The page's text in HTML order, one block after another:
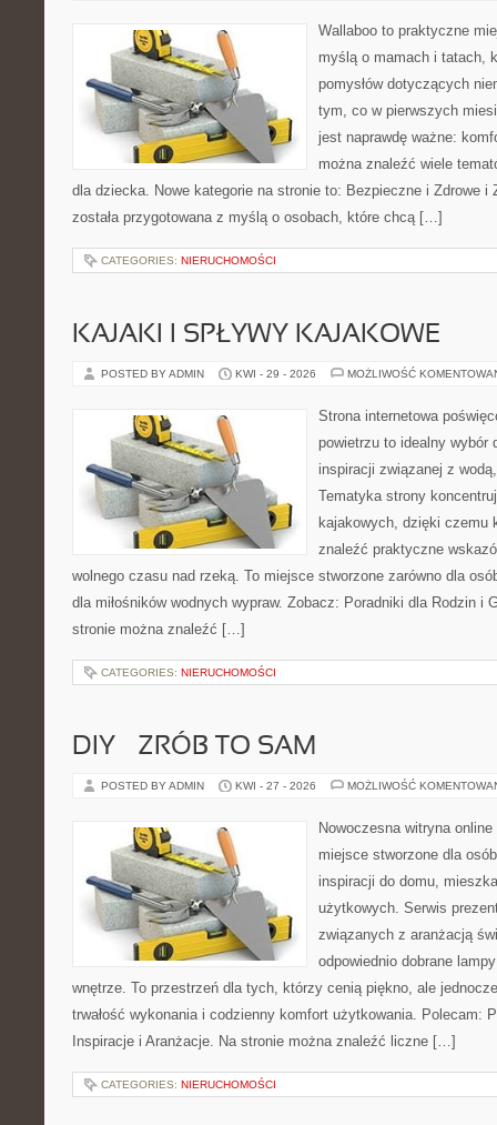
Wallaboo to praktyczne
myślą o mamach i tatach,
pomysłów dotyczących
tym, co w pierwszych
jest naprawdę ważne:
można znaleźć wiele
dla dziecka. Nowe kategorie na stronie to: Bezpieczne i Zdrowe i
została przygotowana z myślą o osobach, które chcą […]
CATEGORIES: NIERUCHOMOŚCI
KAJAKI I SPŁYWY KAJAKOWE
POSTED BY ADMIN KWI - 29 - 2026 MOŻLIWOŚĆ
Strona internetowa
powietrzu to idealny wybór
inspiracji związanej z
Tematyka strony
kajakowych, dzięki czemu
znaleźć praktyczne
wolnego czasu nad rzeką. To miejsce stworzone zarówno dla
dla miłośników wodnych wypraw. Zobacz: Poradniki dla Rodzin i
stronie można znaleźć […]
CATEGORIES: NIERUCHOMOŚCI
DIY – ZRÓB TO SAM
POSTED BY ADMIN KWI - 27 - 2026 MOŻLIWOŚĆ
Nowoczesna witryna
miejsce stworzone dla
inspiracji do domu,
użytkowych. Serwis
związanych z aranżacją
odpowiednio dobrane
wnętrze. To przestrzeń dla tych, którzy cenią piękno, ale
trwałość wykonania i codzienny komfort użytkowania. Polecam:
Inspiracje i Aranżacje. Na stronie można znaleźć liczne […]
CATEGORIES: NIERUCHOMOŚCI